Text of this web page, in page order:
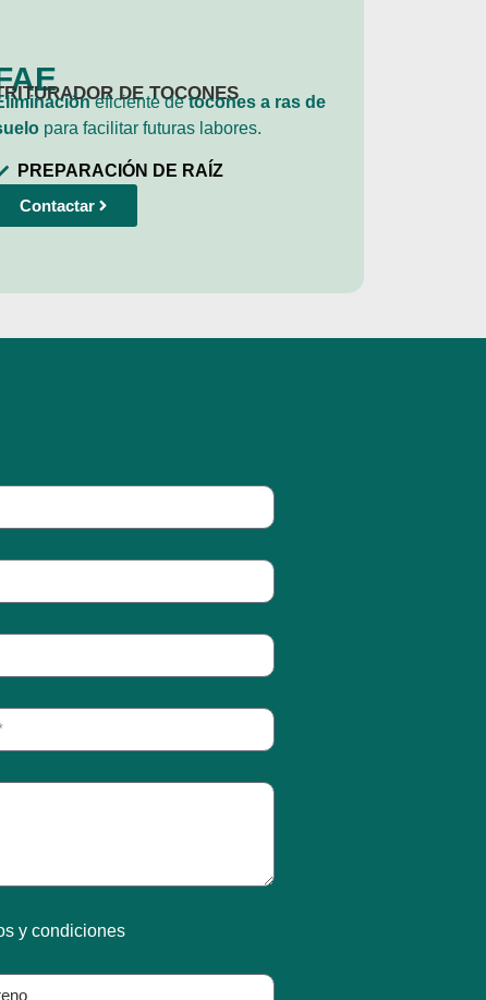
DE TOCONES
eficiente detocones a ras de
para facilitar futuras labores.
PREPARACIÓN DE RAÍZ
Contactar
y condiciones